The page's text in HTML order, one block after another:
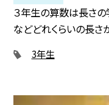
３年生の算数は長さ
などどれくらいの長さ
3年生